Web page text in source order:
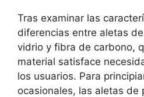
Tras examinar las
diferencias entre aletas
vidrio y fibra de carbono,
material satisface
los usuarios. Para
ocasionales, las aletas de